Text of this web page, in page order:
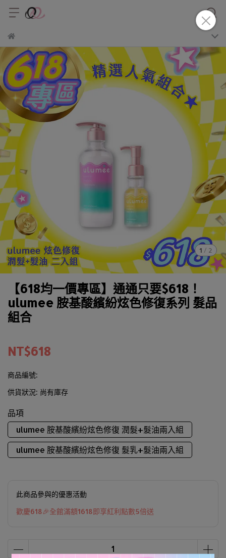
1 / 2
【618均一價專區】通通只要$618！
ulumee 胺基酸繽紛炫色修復系列 髮品
組合
NT$618
商品編號:
供貨狀況: 尚有庫存
品項
ulumee 胺基酸繽紛炫色修復 潤髮+髮油兩入組
ulumee 胺基酸繽紛炫色修復 髮乳+髮油兩入組
此商品參與的優惠活動
歡慶618🎉全館滿額1618即享紅利點數5倍送